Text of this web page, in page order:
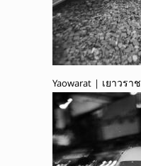
Yaowarat | เยาวราช